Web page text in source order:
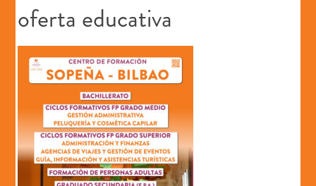
oferta educativa